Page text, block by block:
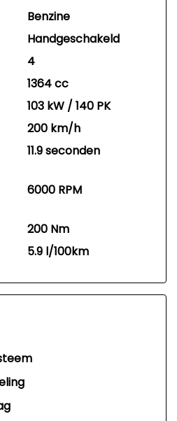
Benzine
Handgeschakeld
4
1364 cc
103 kW / 140 PK
200 km/h
11.9 seconden
6000 RPM
200 Nm
5.9 l/100km